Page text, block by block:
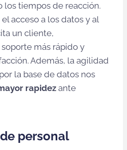
los tiempos de reacción.
acceso a los datos y al
un cliente,
más rápido y
Además, la agilidad
la base de datos nos
rapidez ante
personal